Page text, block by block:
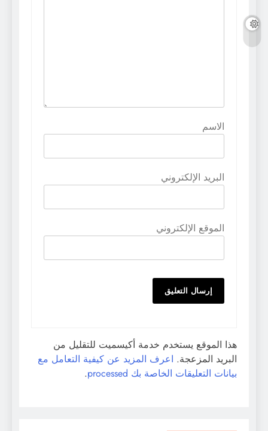
الاسم
البريد الإلكتروني
الموقع الإلكتروني
هذا الموقع يستخدم خدمة أكيسميت للتقليل من
البريد المزعجة. اعرف المزيد عن كيفية التعامل مع
بيانات التعليقات الخاصة بك processed
.